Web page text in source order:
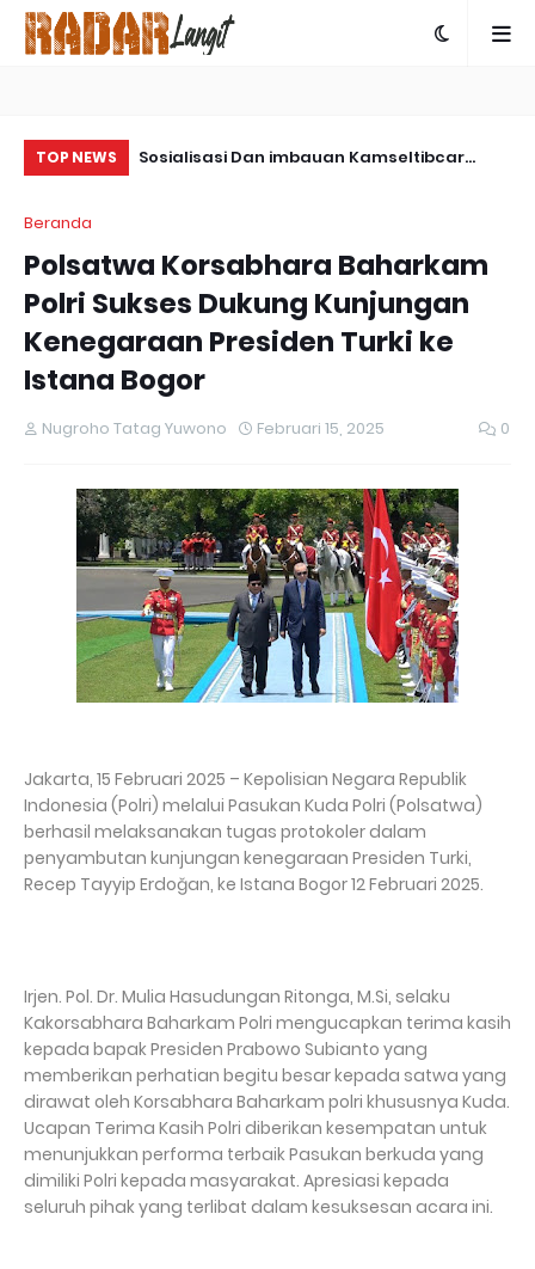
TOP NEWS
Pesawat
Sosialisasi Dan imbauan Kamseltibcar
Beranda
Polsatwa Korsabhara Baharkam
Polri Sukses Dukung Kunjungan
Kenegaraan Presiden Turki ke
Istana Bogor
Nugroho Tatag Yuwono Februari 15, 2025 0
Jakarta, 15 Februari 2025 – Kepolisian Negara Republik
Indonesia (Polri) melalui Pasukan Kuda Polri (Polsatwa)
berhasil melaksanakan tugas protokoler dalam
penyambutan kunjungan kenegaraan Presiden Turki,
Recep Tayyip Erdoğan, ke Istana Bogor 12 Februari 2025.
Irjen. Pol. Dr. Mulia Hasudungan Ritonga, M.Si, selaku
Kakorsabhara Baharkam Polri mengucapkan terima kasih
kepada bapak Presiden Prabowo Subianto yang
memberikan perhatian begitu besar kepada satwa yang
dirawat oleh Korsabhara Baharkam polri khususnya Kuda.
Ucapan Terima Kasih Polri diberikan kesempatan untuk
menunjukkan performa terbaik Pasukan berkuda yang
dimiliki Polri kepada masyarakat. Apresiasi kepada
seluruh pihak yang terlibat dalam kesuksesan acara ini.